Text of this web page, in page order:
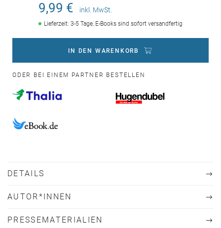
9,99 € inkl. MwSt.
Lieferzeit: 3-5 Tage, E-Books sind sofort versandfertig
IN DEN WARENKORB
ODER BEI EINEM PARTNER BESTELLEN
DETAILS
AUTOR*INNEN
PRESSEMATERIALIEN